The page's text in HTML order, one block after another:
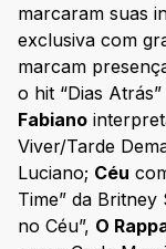
marcaram suas
exclusiva com
marcam
o hit “Dias
Fabiano
Viver/Tarde
Luciano; Céu
Time” da Britney
no Céu”, O